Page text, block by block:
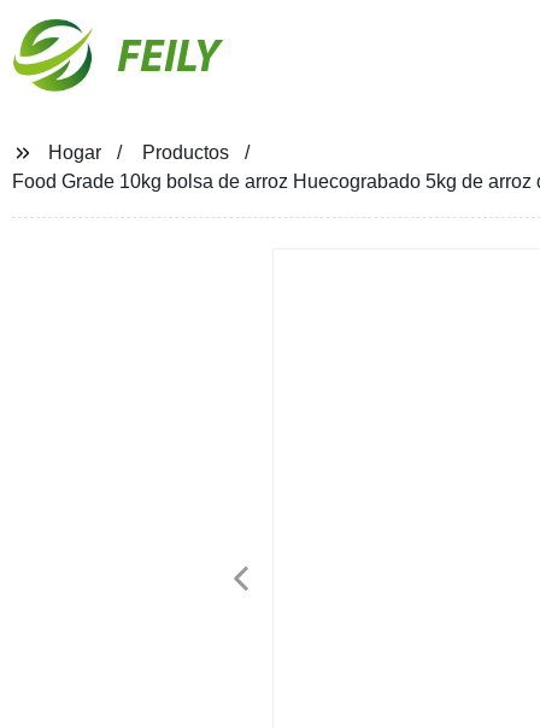
FEILY
Hogar
Productos
Food Grade 10kg bolsa de arroz Huecograbado 5kg de